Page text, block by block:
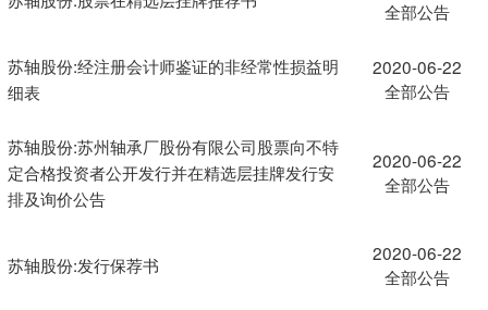
全部公告
苏轴股份:经注册会计师鉴证的非经常性损益明
细表
2020-06-22
全部公告
苏轴股份:苏州轴承厂股份有限公司股票向不特
定合格投资者公开发行并在精选层挂牌发行安
排及询价公告
2020-06-22
全部公告
苏轴股份:发行保荐书
2020-06-22
全部公告